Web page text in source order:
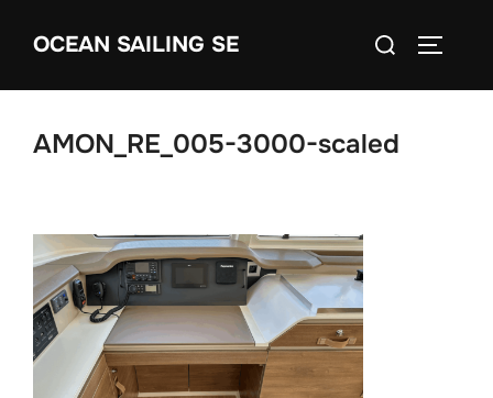
OCEAN SAILING SE
Search
AMON_RE_005-3000-scaled